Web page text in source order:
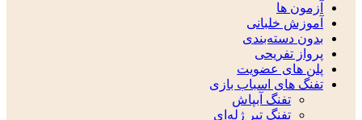
آزمون ها
آموزش خلبانی
بدون دسته‌بندی
پرواز تفریحی
پلن های عضویت
تفنگ های اسباب بازی
تفنگ آبپاش
تفنگ تیر ژله‌ای